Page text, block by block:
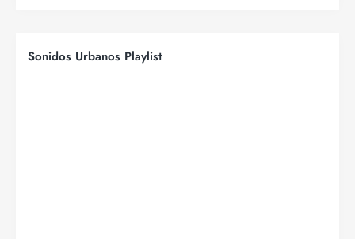
Sonidos Urbanos Playlist